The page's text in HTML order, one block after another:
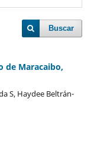
Buscar
de Maracaibo,
S, Haydee Beltrán-